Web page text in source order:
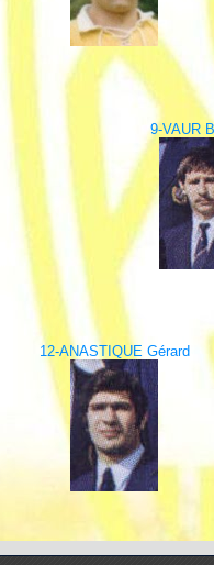
9-VAUR
12-ANASTIQUE Gérard